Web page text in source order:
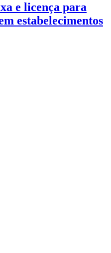
e licença para
estabelecimentos